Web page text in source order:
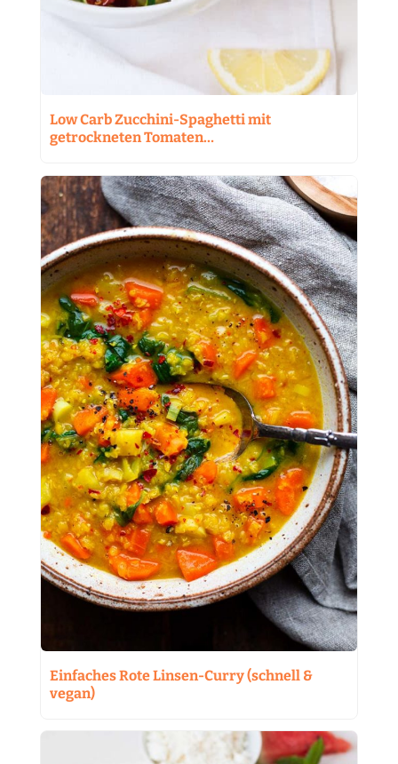
Low Carb Zucchini-Spaghetti mit
getrockneten Tomaten…
Einfaches Rote Linsen-Curry (schnell &
vegan)